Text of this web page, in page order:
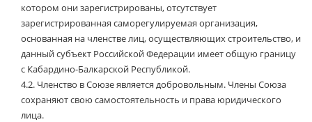
котором они зарегистрированы, отсутствует
зарегистрированная саморегулируемая организация,
основанная на членстве лиц, осуществляющих строительство, и
данный субъект Российской Федерации имеет общую границу
с Кабардино-Балкарской Республикой.
4.2. Членство в Союзе является добровольным. Члены Союза
сохраняют свою самостоятельность и права юридического
лица.